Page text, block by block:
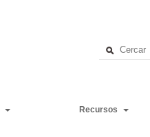
Recursos